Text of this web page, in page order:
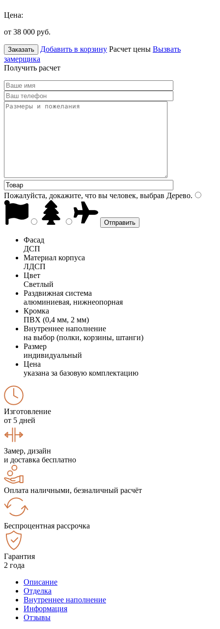
Цена:
от 38 000 руб.
Заказать Добавить в корзину Расчет цены Вызвать
замерщика
Получить расчет
Пожалуйста, докажите, что вы человек, выбрав Дерево.
Фасад
ДСП
Материал корпуса
ЛДСП
Цвет
Светлый
Раздвижная система
алюминиевая, нижнеопорная
Кромка
ПВХ (0,4 мм, 2 мм)
Внутреннее наполнение
на выбор (полки, корзины, штанги)
Размер
индивидуальный
Цена
указана за базовую комплектацию
Изготовление
от 5 дней
Замер, дизайн
и доставка бесплатно
Оплата наличными, безналичный расчёт
Беспроцентная рассрочка
Гарантия
2 года
Описание
Отделка
Внутреннее наполнение
Информация
Отзывы